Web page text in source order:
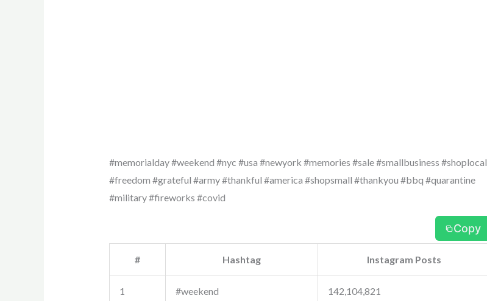
#memorialday #weekend #nyc #usa #newyork #memories #sale #smallbusiness #shoplocal
#freedom #grateful #army #thankful #america #shopsmall #thankyou #bbq #quarantine
#military #fireworks #covid
Copy
# Hashtag Instagram Posts
1 #weekend 142,104,821